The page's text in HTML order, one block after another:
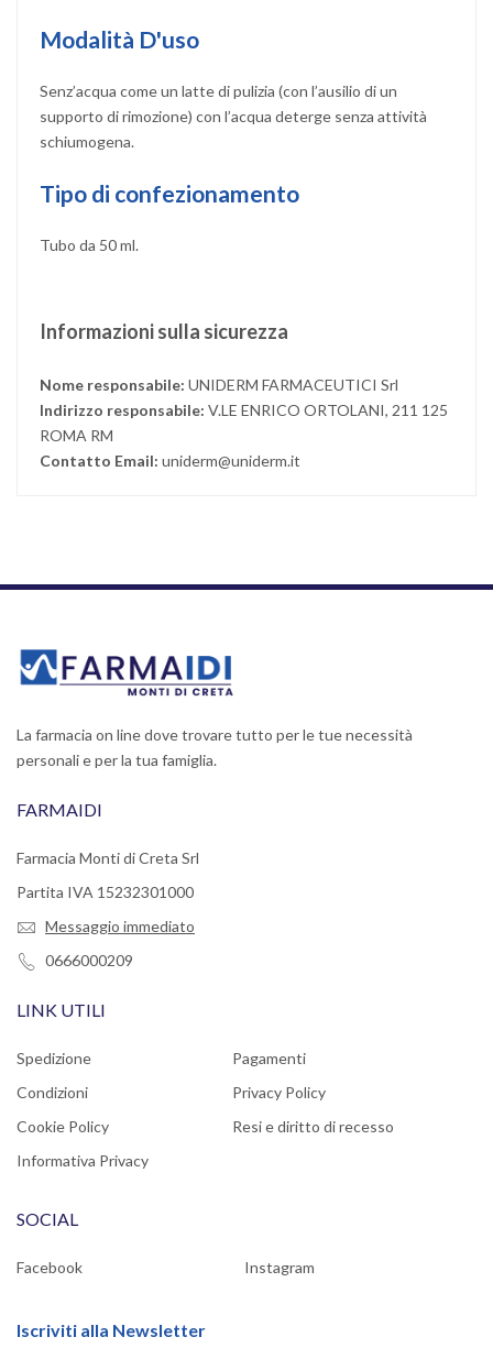
Modalità D'uso
Senz’acqua come un latte di pulizia (con l’ausilio di un
supporto di rimozione) con l’acqua deterge senza attività
schiumogena.
Tipo di confezionamento
Tubo da 50 ml.
Informazioni sulla sicurezza
Nome responsabile: UNIDERM FARMACEUTICI Srl
Indirizzo responsabile: V.LE ENRICO ORTOLANI, 211 125
ROMA RM
Contatto Email: uniderm@uniderm.it
La farmacia on line dove trovare tutto per le tue necessità
personali e per la tua famiglia.
FARMAIDI
Farmacia Monti di Creta Srl
Partita IVA 15232301000
Messaggio immediato
0666000209
LINK UTILI
Spedizione
Pagamenti
Condizioni
Privacy Policy
Cookie Policy
Resi e diritto di recesso
Informativa Privacy
SOCIAL
Facebook Instagram
Iscriviti alla Newsletter